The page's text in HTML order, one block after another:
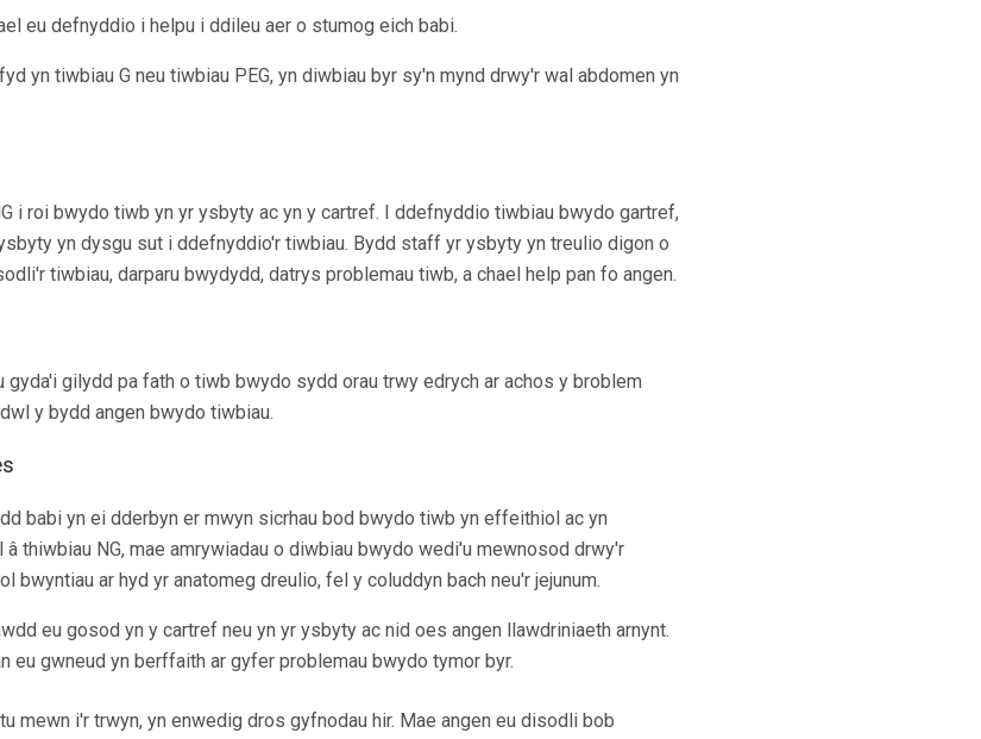
eu defnyddio i helpu i ddileu aer o stumog eich babi.
yn tiwbiau G neu tiwbiau PEG, yn diwbiau byr sy'n mynd drwy'r wal abdomen yn
i roi bwydo tiwb yn yr ysbyty ac yn y cartref. I ddefnyddio tiwbiau bwydo gartref,
yn dysgu sut i ddefnyddio'r tiwbiau. Bydd staff yr ysbyty yn treulio digon o
tiwbiau, darparu bwydydd, datrys problemau tiwb, a chael help pan fo angen.
gyda'i gilydd pa fath o tiwb bwydo sydd orau trwy edrych ar achos y broblem
y bydd angen bwydo tiwbiau.
babi yn ei dderbyn er mwyn sicrhau bod bwydo tiwb yn effeithiol ac yn
thiwbiau NG, mae amrywiadau o diwbiau bwydo wedi'u mewnosod drwy'r
bwyntiau ar hyd yr anatomeg dreulio, fel y coluddyn bach neu'r jejunum.
eu gosod yn y cartref neu yn yr ysbyty ac nid oes angen llawdriniaeth arnynt.
eu gwneud yn berffaith ar gyfer problemau bwydo tymor byr.
mewn i'r trwyn, yn enwedig dros gyfnodau hir. Mae angen eu disodli bob